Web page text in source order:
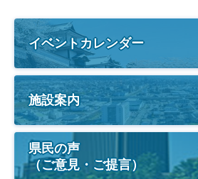
イベントカレンダー
施設案内
県民の声
（ご意見・ご提言）